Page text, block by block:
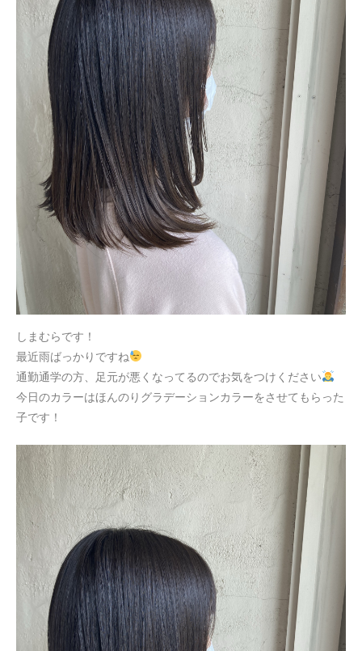
しまむらです！
最近雨ばっかりですね
通勤通学の方、足元が悪くなってるのでお気をつけください
今日のカラーはほんのりグラデーションカラーをさせてもらった
子です！